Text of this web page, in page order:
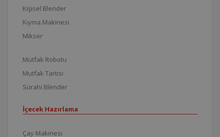
Kişisel Blender
Kıyma Makinesi
Mikser
Mutfak Robotu
Mutfak Tartısı
Sürahi Blender
İçecek Hazırlama
Çay Makinesi